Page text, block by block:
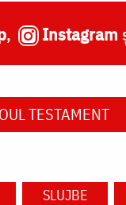
, Instagram
TESTAMENT
SLUJBE